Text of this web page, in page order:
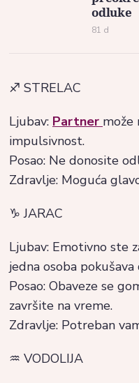
odluke
81 d
♐ STRELAC
Ljubav: Partner može
impulsivnost.
Posao: Ne donosite
Zdravlje: Moguća
♑ JARAC
Ljubav: Emotivno ste
jedna osoba
Posao: Obaveze se
završite na vreme.
Zdravlje: Potreban
♒ VODOLIJA